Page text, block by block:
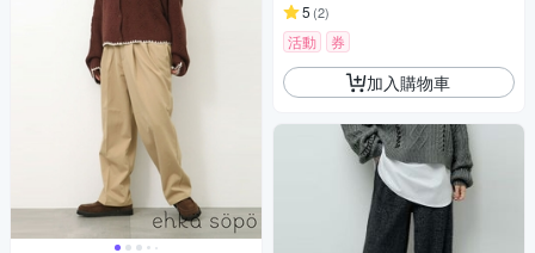
5 (2)
活動 券
加入購物車